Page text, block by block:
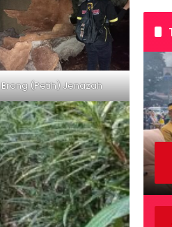
Erong (Petih) Jenazah